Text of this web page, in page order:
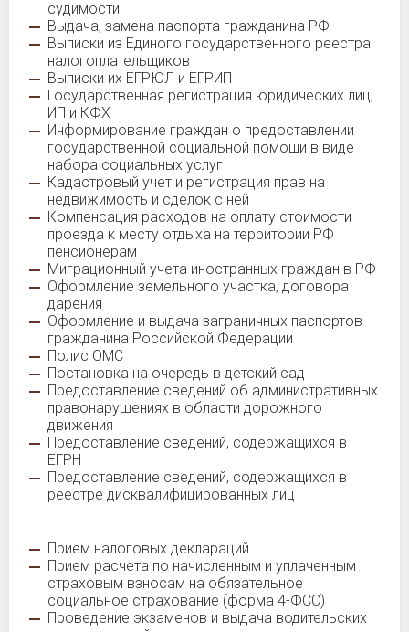
судимости
Выдача, замена паспорта гражданина РФ
Выписки из Единого государственного реестра
налогоплательщиков
Выписки их ЕГРЮЛ и ЕГРИП
Государственная регистрация юридических лиц,
ИП и КФХ
Информирование граждан о предоставлении
государственной социальной помощи в виде
набора социальных услуг
Кадастровый учет и регистрация прав на
недвижимость и сделок с ней
Компенсация расходов на оплату стоимости
проезда к месту отдыха на территории РФ
пенсионерам
Миграционный учета иностранных граждан в РФ
Оформление земельного участка, договора
дарения
Оформление и выдача заграничных паспортов
гражданина Российской Федерации
Полис ОМС
Постановка на очередь в детский сад
Предоставление сведений об административных
правонарушениях в области дорожного
движения
Предоставление сведений, содержащихся в
ЕГРН
Предоставление сведений, содержащихся в
реестре дисквалифицированных лиц
Прием налоговых деклараций
Прием расчета по начисленным и уплаченным
страховым взносам на обязательное
социальное страхование (форма 4-ФСС)
Проведение экзаменов и выдача водительских